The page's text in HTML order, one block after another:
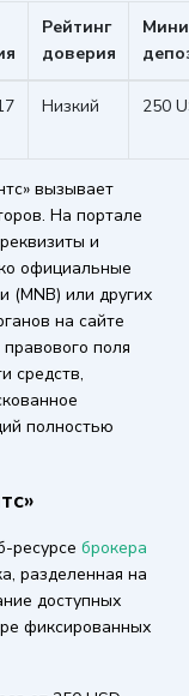
Рейтинг
доверия
Низкий 250
вызывает
На портале
и
официальные
(MNB) или других
на сайте
поля
средств,
полностью
ресурсе брокера
разделенная на
доступных
фиксированных